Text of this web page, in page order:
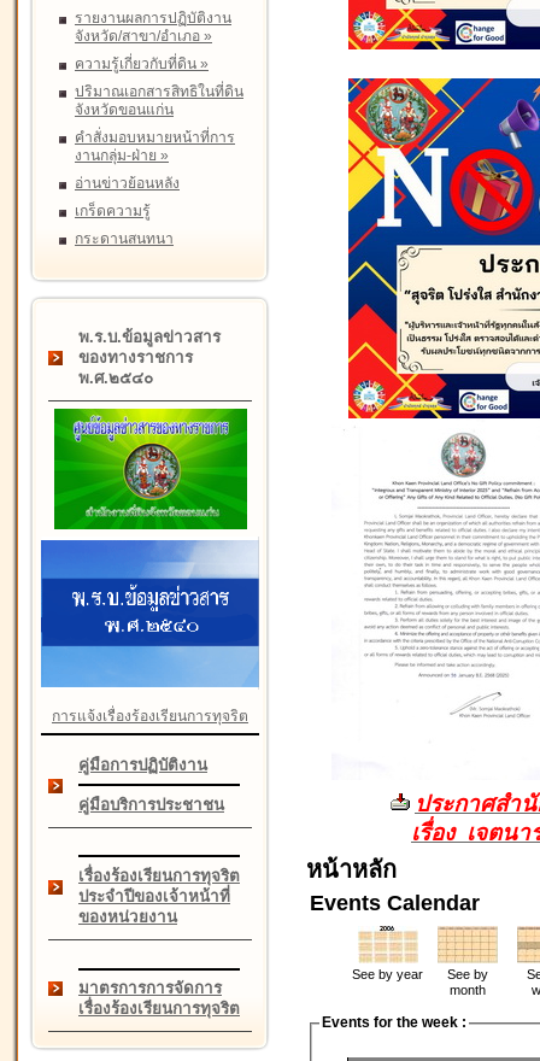
รายงานผลการปฏิบัติงาน
จังหวัด/สาขา/อำเภอ »
ความรู้เกี่ยวกับที่ดิน »
ปริมาณเอกสารสิทธิในที่ดิน
จังหวัดขอนแก่น
คำสั่งมอบหมายหน้าที่การ
งานกลุ่ม-ฝ่าย »
อ่านข่าวย้อนหลัง
เกร็ดความรู้
กระดานสนทนา
พ.ร.บ.ข้อมูลข่าวสาร
ของทางราชการ
พ.ศ.๒๕๔๐
การแจ้งเรื่องร้องเรียนการทุจริต
คู่มือการปฏิบัติงาน
คู่มือบริการประชาชน
เรื่องร้องเรียนการทุจริต
ประจำปีของเจ้าหน้าที่
ของหน่วยงาน
มาตรการการจัดการ
เรื่องร้องเรียนการทุจริต
ประกาศสำ
เรื่อง เจตน
หน้าหลัก
Events Calendar
See by year
See by
month
Events for the week :